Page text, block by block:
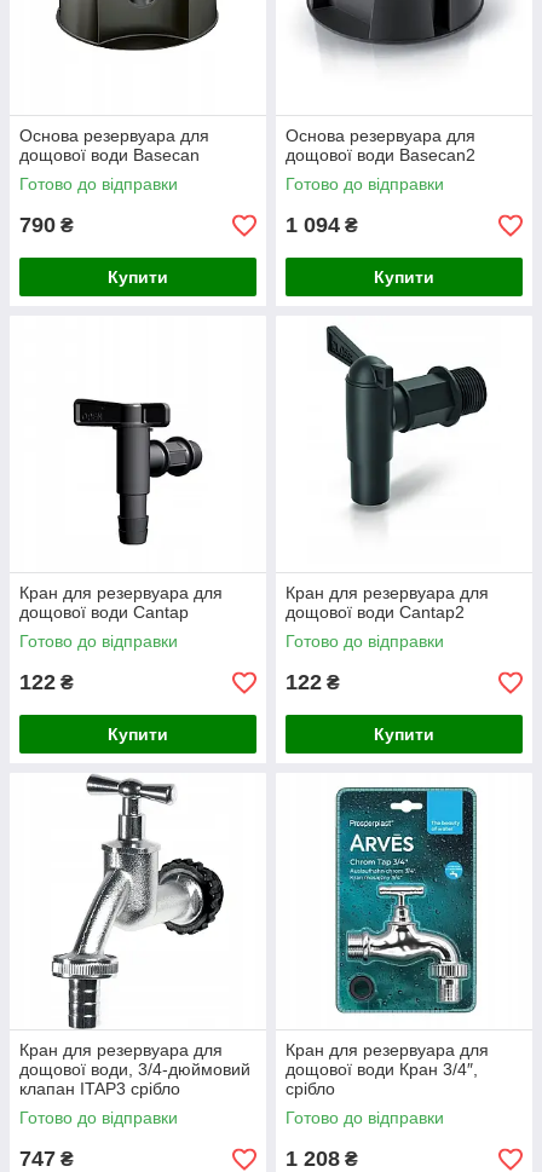
Основа резервуара для
дощової води Basecan
Готово до відправки
790 ₴
Купити
Основа резервуара для
дощової води Basecan2
Готово до відправки
1 094 ₴
Купити
Кран для резервуара для
дощової води Cantap
Готово до відправки
122 ₴
Купити
Кран для резервуара для
дощової води Cantap2
Готово до відправки
122 ₴
Купити
Кран для резервуара для
дощової води, 3/4-дюймовий
клапан ITAP3 срібло
Готово до відправки
747 ₴
Кран для резервуара для
дощової води Кран 3/4″,
срібло
Готово до відправки
1 208 ₴